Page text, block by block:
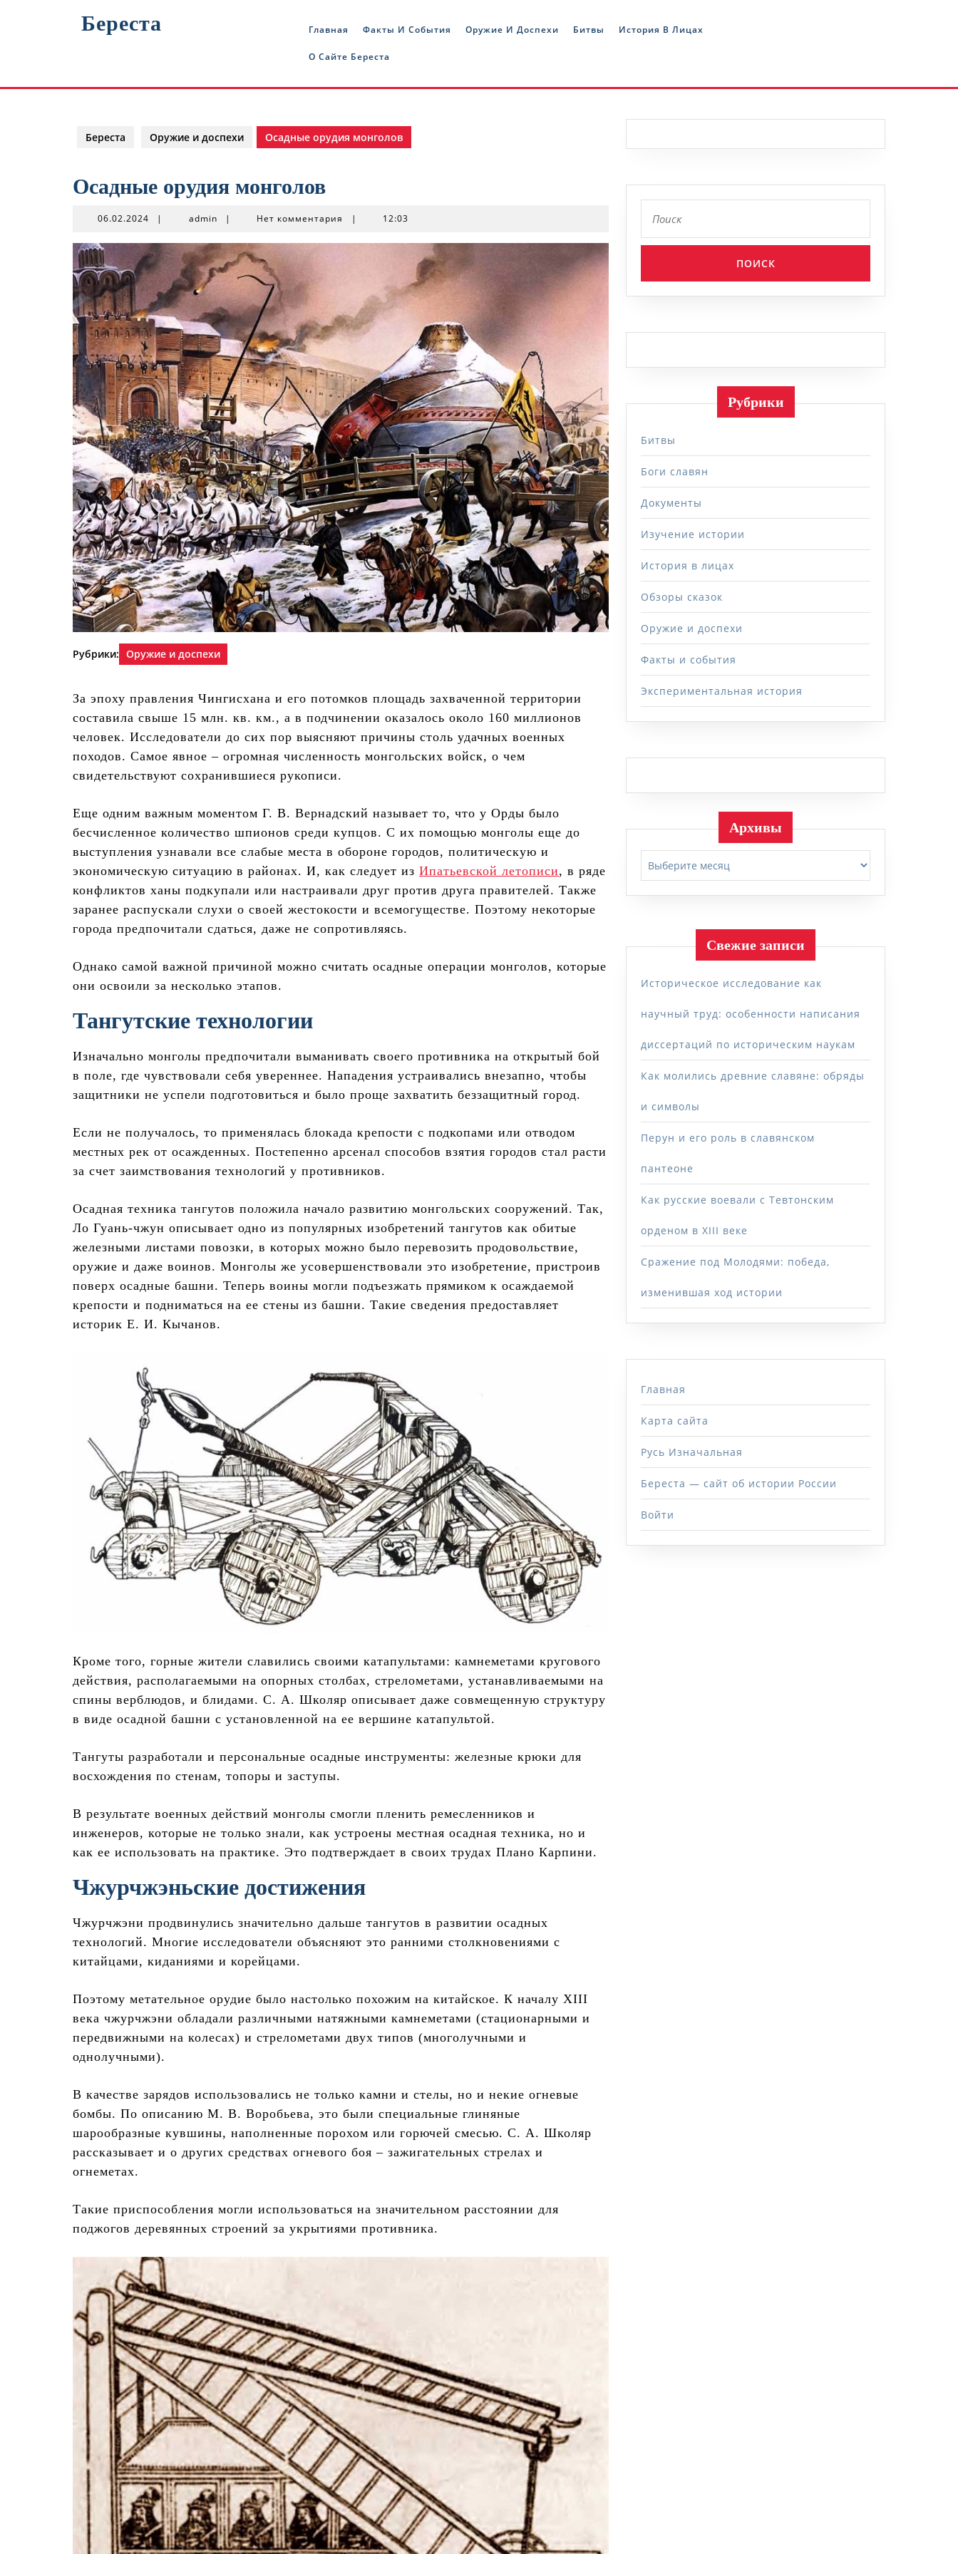
Береста Главная Факты И События Оружие И Доспехи Битвы История В Лицах
О Сайте Береста
Береста Оружие и доспехи Осадные орудия монголов
Осадные орудия монголов
06.02.2024 06.02.2024
| adminadmin
| Нет комментария | 12:03
Рубрики: Оружие и доспехи
За эпоху правления Чингисхана и его потомков площадь захваченной территории
составила свыше 15 млн. кв. км., а в подчинении оказалось около 160 миллионов
человек. Исследователи до сих пор выясняют причины столь удачных военных
походов. Самое явное – огромная численность монгольских войск, о чем
свидетельствуют сохранившиеся рукописи.
Еще одним важным моментом Г. В. Вернадский называет то, что у Орды было
бесчисленное количество шпионов среди купцов. С их помощью монголы еще до
выступления узнавали все слабые места в обороне городов, политическую и
экономическую ситуацию в районах. И, как следует из Ипатьевской летописи, в ряде
конфликтов ханы подкупали или настраивали друг против друга правителей. Также
заранее распускали слухи о своей жестокости и всемогуществе. Поэтому некоторые
города предпочитали сдаться, даже не сопротивляясь.
Однако самой важной причиной можно считать осадные операции монголов, которые
они освоили за несколько этапов.
Тангутские технологии
Изначально монголы предпочитали выманивать своего противника на открытый бой
в поле, где чувствовали себя увереннее. Нападения устраивались внезапно, чтобы
защитники не успели подготовиться и было проще захватить беззащитный город.
Если не получалось, то применялась блокада крепости с подкопами или отводом
местных рек от осажденных. Постепенно арсенал способов взятия городов стал расти
за счет заимствования технологий у противников.
Осадная техника тангутов положила начало развитию монгольских сооружений. Так,
Ло Гуань-чжун описывает одно из популярных изобретений тангутов как обитые
железными листами повозки, в которых можно было перевозить продовольствие,
оружие и даже воинов. Монголы же усовершенствовали это изобретение, пристроив
поверх осадные башни. Теперь воины могли подъезжать прямиком к осаждаемой
крепости и подниматься на ее стены из башни. Такие сведения предоставляет
историк Е. И. Кычанов.
Кроме того, горные жители славились своими катапультами: камнеметами кругового
действия, располагаемыми на опорных столбах, стрелометами, устанавливаемыми на
спины верблюдов, и блидами. С. А. Школяр описывает даже совмещенную структуру
в виде осадной башни с установленной на ее вершине катапультой.
Тангуты разработали и персональные осадные инструменты: железные крюки для
восхождения по стенам, топоры и заступы.
В результате военных действий монголы смогли пленить ремесленников и
инженеров, которые не только знали, как устроены местная осадная техника, но и
как ее использовать на практике. Это подтверждает в своих трудах Плано Карпини.
Чжурчжэньские достижения
Чжурчжэни продвинулись значительно дальше тангутов в развитии осадных
технологий. Многие исследователи объясняют это ранними столкновениями с
китайцами, киданиями и корейцами.
Поэтому метательное орудие было настолько похожим на китайское. К началу XIII
века чжурчжэни обладали различными натяжными камнеметами (стационарными и
передвижными на колесах) и стрелометами двух типов (многолучными и
однолучными).
В качестве зарядов использовались не только камни и стелы, но и некие огневые
бомбы. По описанию М. В. Воробьева, это были специальные глиняные
шарообразные кувшины, наполненные порохом или горючей смесью. С. А. Школяр
рассказывает и о других средствах огневого боя – зажигательных стрелах и
огнеметах.
Такие приспособления могли использоваться на значительном расстоянии для
поджогов деревянных строений за укрытиями противника.
Рубрики
Битвы
Боги славян
Документы
Изучение истории
История в лицах
Обзоры сказок
Оружие и доспехи
Факты и события
Экспериментальная история
Архивы
Свежие записи
Историческое исследование как
научный труд: особенности написания
диссертаций по историческим наукам
Как молились древние славяне: обряды
и символы
Перун и его роль в славянском
пантеоне
Как русские воевали с Тевтонским
орденом в XIII веке
Сражение под Молодями: победа,
изменившая ход истории
Главная
Карта сайта
Русь Изначальная
Береста — сайт об истории России
Войти